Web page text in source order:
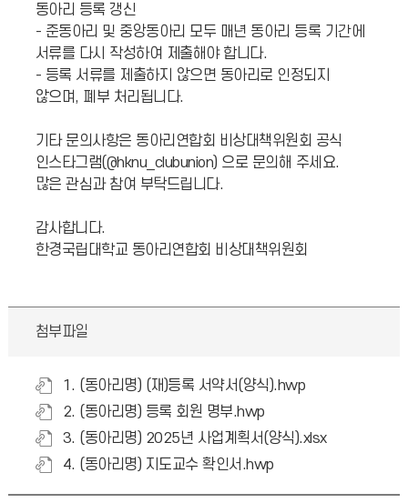
동아리 등록 갱신
- 준동아리 및 중앙동아리 모두 매년 동아리 등록 기간에
서류를 다시 작성하여 제출해야 합니다.
- 등록 서류를 제출하지 않으면 동아리로 인정되지
않으며, 폐부 처리됩니다.
기타 문의사항은 동아리연합회 비상대책위원회 공식
인스타그램(@hknu_clubunion) 으로 문의해 주세요.
많은 관심과 참여 부탁드립니다.
감사합니다.
한경국립대학교 동아리연합회 비상대책위원회
첨부파일
1. (동아리명) (재)등록 서약서(양식).hwp
2. (동아리명) 등록 회원 명부.hwp
3. (동아리명) 2025년 사업계획서(양식).xlsx
4. (동아리명) 지도교수 확인서.hwp